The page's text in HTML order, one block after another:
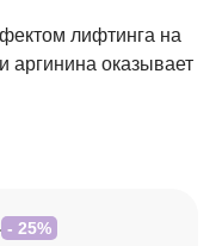
лифтинга на
оказывает
- 25%